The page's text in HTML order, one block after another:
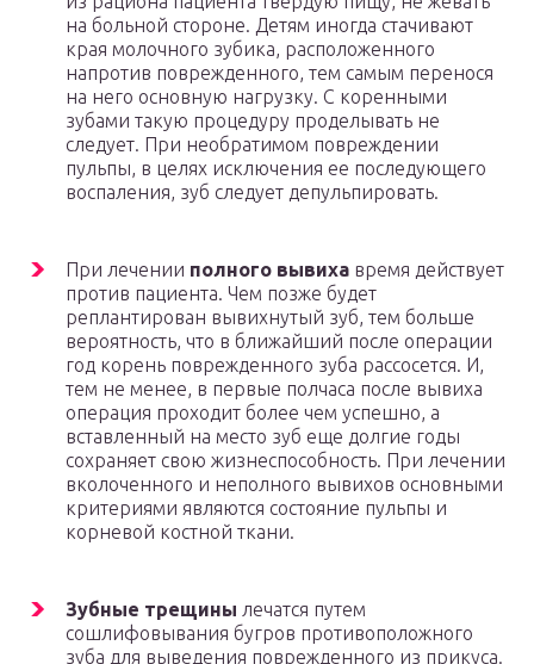
на больной стороне. Детям иногда стачивают
края молочного зубика, расположенного
напротив поврежденного, тем самым перенося
на него основную нагрузку. С коренными
зубами такую процедуру проделывать не
следует. При необратимом повреждении
пульпы, в целях исключения ее последующего
воспаления, зуб следует депульпировать.
При лечении полного вывиха время действует
против пациента. Чем позже будет
реплантирован вывихнутый зуб, тем больше
вероятность, что в ближайший после операции
год корень поврежденного зуба рассосется. И,
тем не менее, в первые полчаса после вывиха
операция проходит более чем успешно, а
вставленный на место зуб еще долгие годы
сохраняет свою жизнеспособность. При лечении
вколоченного и неполного вывихов основными
критериями являются состояние пульпы и
корневой костной ткани.
Зубные трещины лечатся путем
сошлифовывания бугров противоположного
зуба для выведения поврежденного из прикуса.